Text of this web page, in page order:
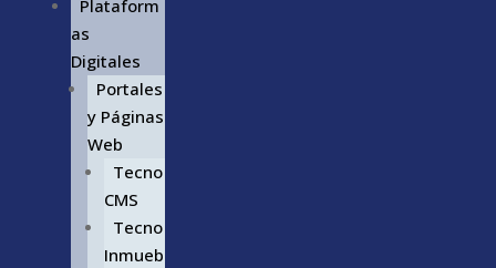
Plataform
as
Digitales
Portales
y Páginas
Web
Tecno
CMS
Tecno
Inmueb